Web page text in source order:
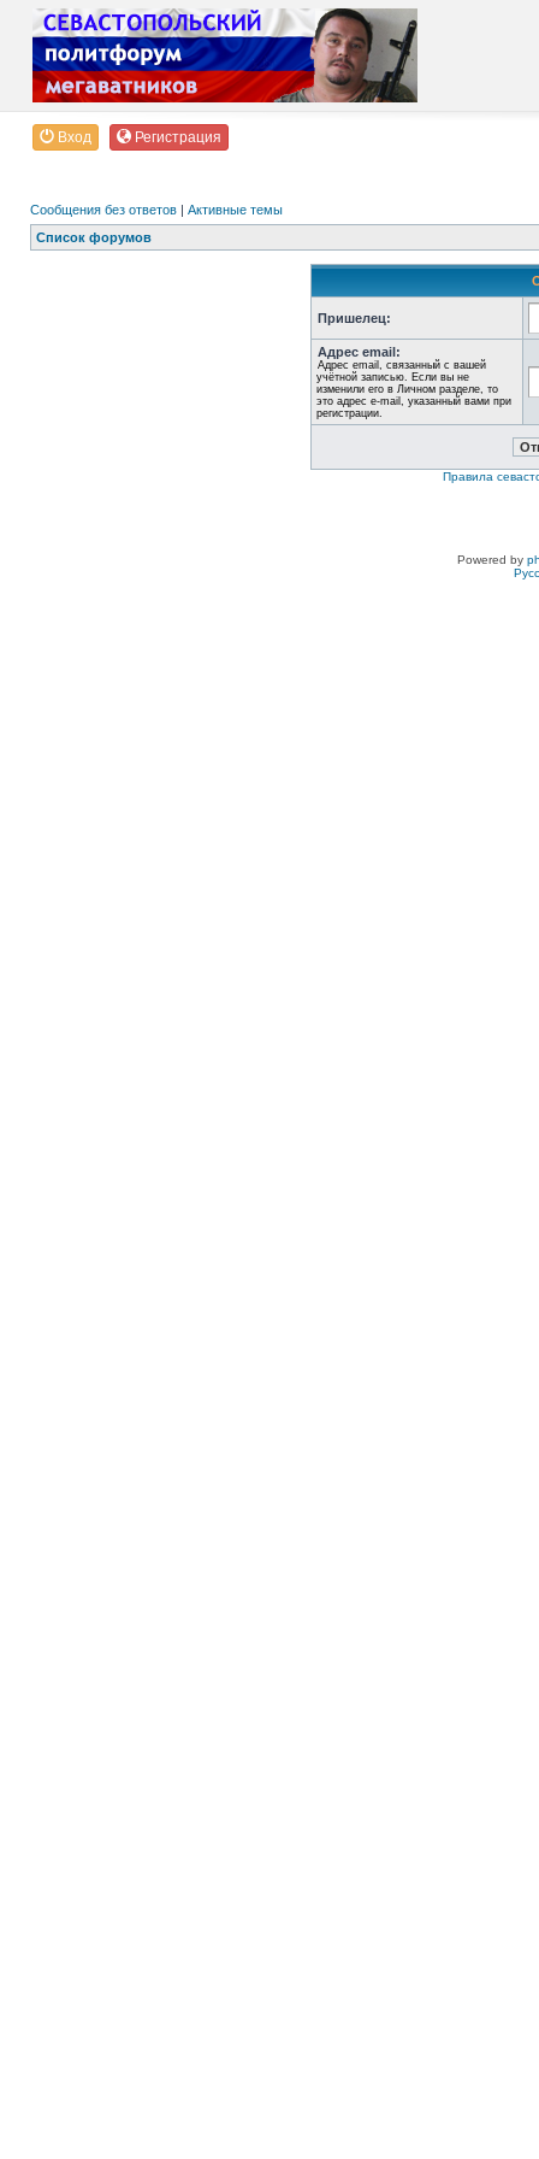
Вход Регистрация
Сообщения без ответов | Активные темы
Список форумов
Пришелец:
Адрес email:
Адрес email, связанный с вашей
учётной записью. Если вы не
изменили его в Личном разделе, то
это адрес e-mail, указанный вами при
регистрации.
Правила
Powered by